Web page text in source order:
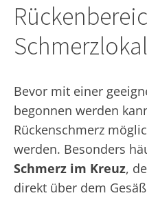
Bevor mit einer
begonnen werden
Rückenschmerz
werden. Besonders
Schmerz im Kreuz,
direkt über dem